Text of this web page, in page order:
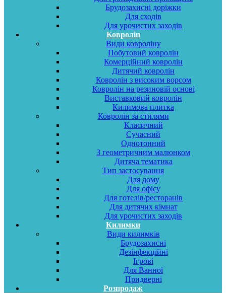
Брудозахисні доріжки
Для сходів
Для урочистих заходів
Ковролін
Види ковроліну
Побутовий ковролін
Комерційний ковролін
Дитячий ковролін
Ковролін з високим ворсом
Ковролін на резиновій основі
Виставковий ковролін
Килимова плитка
Ковролін за стилями
Класичний
Сучасний
Однотонний
З геометричним малюнком
Дитяча тематика
Тип застосування
Для дому
Для офісу
Для готелів/ресторанів
Для дитячих кімнат
Для урочистих заходів
Килимки
Види килимків
Брудозахисні
Дезінфекційні
Ігрові
Для Ванної
Придверні
Розпродаж